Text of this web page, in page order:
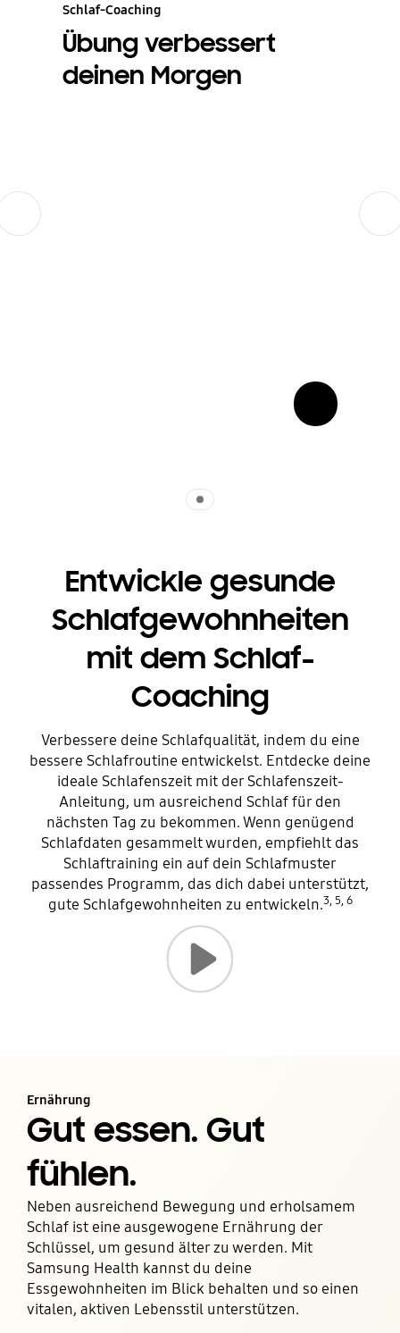
Schlaf-Coaching
Übung verbessert
deinen Morgen
Entwickle gesunde
Schlafgewohnheiten
mit dem Schlaf-
Coaching
Verbessere deine Schlafqualität, indem du eine
bessere Schlafroutine entwickelst. Entdecke deine
ideale Schlafenszeit mit der Schlafenszeit-
Anleitung, um ausreichend Schlaf für den
nächsten Tag zu bekommen. Wenn genügend
Schlafdaten gesammelt wurden, empfiehlt das
Schlaftraining ein auf dein Schlafmuster
passendes Programm, das dich dabei unterstützt,
gute Schlafgewohnheiten zu entwickeln.3, 5, 6
Ernährung
Gut essen. Gut
fühlen.
Neben ausreichend Bewegung und erholsamem
Schlaf ist eine ausgewogene Ernährung der
Schlüssel, um gesund älter zu werden. Mit
Samsung Health kannst du deine
Essgewohnheiten im Blick behalten und so einen
vitalen, aktiven Lebensstil unterstützen.